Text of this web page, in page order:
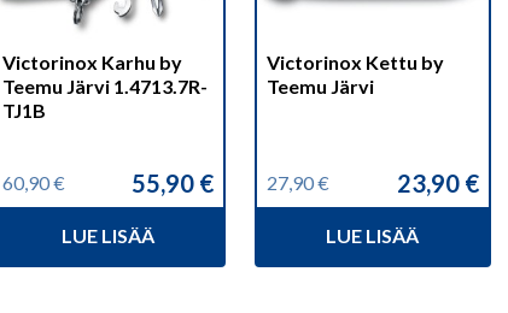
Victorinox Karhu by
Teemu Järvi 1.4713.7R-
TJ1B
60,90€
Alkuperäinen
60,90 €.
55,90 €
Nykyinen
55,90 €.
LUE LISÄÄ
Victorinox Kettu by
Teemu Järvi
27,90€
Alkuperäinen
27,90 €.
23,90 €
Nykyinen
23,90 €.
LUE LISÄÄ